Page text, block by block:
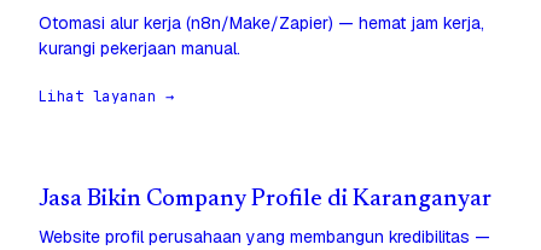
Otomasi alur kerja (n8n/Make/Zapier) — hemat jam kerja,
kurangi pekerjaan manual.
Lihat layanan →
Jasa Bikin Company Profile di Karanganyar
Website profil perusahaan yang membangun kredibilitas —